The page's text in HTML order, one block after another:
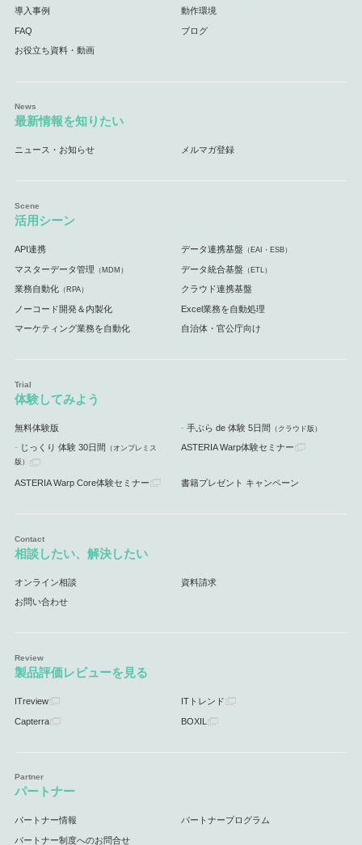
導入事例 動作環境
FAQ ブログ
お役立ち資料・動画
最新情報を知りたい
ニュース・お知らせ メルマガ登録
活用シーン
API連携 データ連携基盤 （EAI・ESB）
マスターデータ管理 （MDM） データ統合基盤 （ETL）
業務自動化（RPA） クラウド連携基盤
ノーコード開発＆内製化 Excel業務を自動処理
マーケティング業務を自動化 自治体・官公庁向け
体験してみよう
無料体験版 手ぶら de 体験 5日間 （クラウド版）
じっくり 体験 30日間 （オンプレミス
版）
ASTERIA Warp体験セミナー
ASTERIA Warp Core体験セミナー 書籍プレゼント キャンペーン
相談したい、解決したい
オンライン相談 資料請求
お問い合わせ
製品評価レビューを見る
ITreview ITトレンド
Capterra BOXIL
パートナー
パートナー情報 パートナープログラム
パートナー制度へのお問合せ